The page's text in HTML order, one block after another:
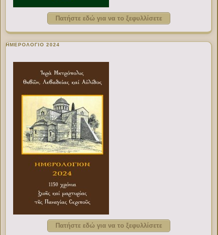
Πατήστε εδώ για να το ξεφυλλίσετε
ΗΜΕΡΟΛΟΓΙΟ 2024
Πατήστε εδώ για να το ξεφυλλίσετε